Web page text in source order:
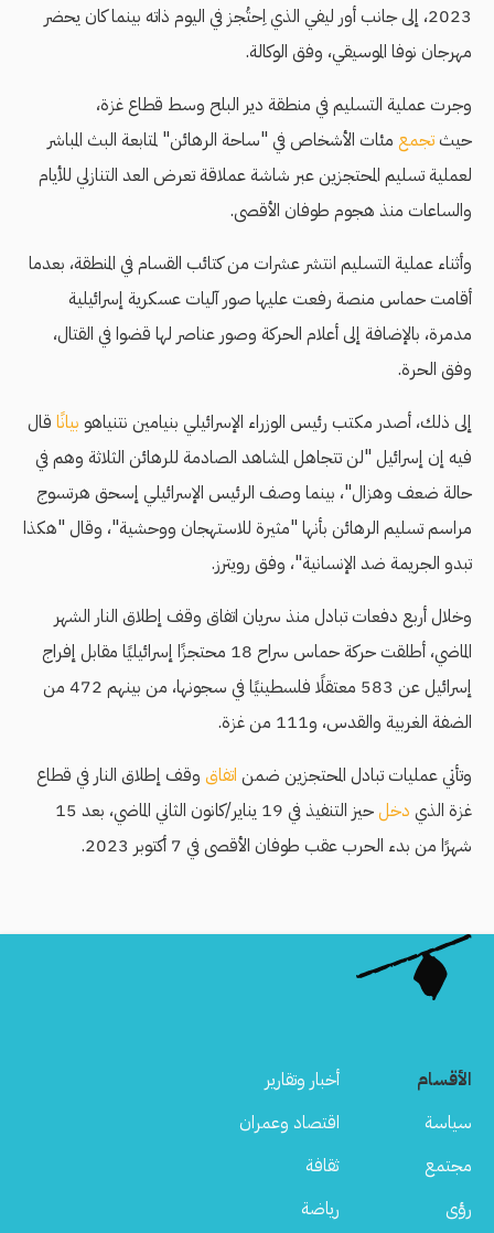
2023، إلى جانب أور ليفي الذي اِحتُجز في اليوم ذاته بينما كان يحضر
مهرجان نوفا الموسيقي، وفق الوكالة.
وجرت عملية التسليم في منطقة دير البلح وسط قطاع غزة،
حيث تجمع مئات الأشخاص في "ساحة الرهائن" لمتابعة البث المباشر
لعملية تسليم المحتجزين عبر شاشة عملاقة تعرض العد التنازلي للأيام
والساعات منذ هجوم طوفان الأقصى.
وأثناء عملية التسليم انتشر عشرات من كتائب القسام في المنطقة، بعدما
أقامت حماس منصة رفعت عليها صور آليات عسكرية إسرائيلية
مدمرة، بالإضافة إلى أعلام الحركة وصور عناصر لها قضوا في القتال،
وفق الحرة.
إلى ذلك، أصدر مكتب رئيس الوزراء الإسرائيلي بنيامين نتنياهو بيانًا قال
فيه إن إسرائيل "لن تتجاهل المشاهد الصادمة للرهائن الثلاثة وهم في
حالة ضعف وهزال"، بينما وصف الرئيس الإسرائيلي إسحق هرتسوج
مراسم تسليم الرهائن بأنها "مثيرة للاستهجان ووحشية"، وقال "هكذا
تبدو الجريمة ضد الإنسانية"، وفق رويترز.
وخلال أربع دفعات تبادل منذ سريان اتفاق وقف إطلاق النار الشهر
الماضي، أطلقت حركة حماس سراح 18 محتجزًا إسرائيليًا مقابل إفراج
إسرائيل عن 583 معتقلًا فلسطينيًا في سجونها، من بينهم 472 من
الضفة الغربية والقدس، و111 من غزة.
وتأتي عمليات تبادل المحتجزين ضمن اتفاق وقف إطلاق النار في قطاع
غزة الذي دخل
حيز التنفيذ في 19 يناير/كانون الثاني الماضي، بعد 15
شهرًا من بدء الحرب عقب طوفان الأقصى في 7 أكتوبر 2023.
الأقسام
أخبار وتقارير
سياسة
اقتصاد وعمران
مجتمع
ثقافة
رؤى
رياضة